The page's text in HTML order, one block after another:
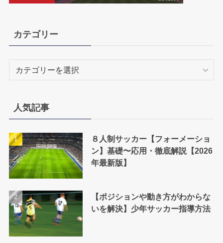
カテゴリー
ー
人気記事
８人制サッカー【フォーメーショ
ン】基礎〜応用・徹底解説【2026
年最新版】
【ポジションや動き方がわからな
いを解決】少年サッカー指導方法